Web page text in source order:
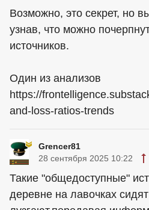
Возможно, это секрет, но
узнав, что можно
источников.
Один из анализов
https://
and-loss-ratios-trends
Grencer81
28 сентября 2025 10:22
Такие "общедоступные"
деревне на лавочках